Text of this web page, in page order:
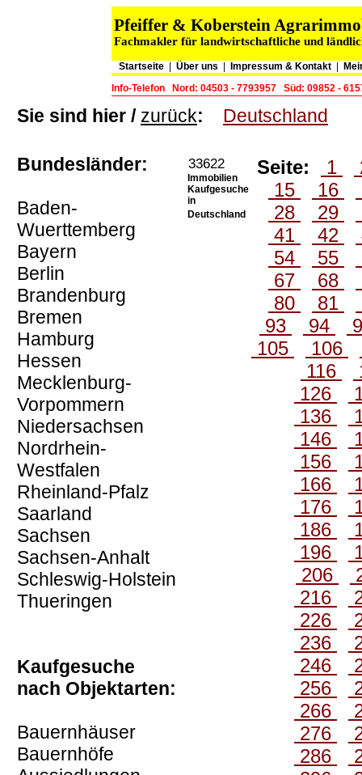
Pfeiffer & Koberstein
Fachmakler für landwirtschaftliche und
Startseite Über uns Impressum & Kontakt
Info-Telefon
Nord: 04503 - 7793957 Süd: 09852 -
Sie sind hier / zurück: Deutschland
Bundesländer:
Baden-
Wuerttemberg
Bayern
Berlin
Brandenburg
Bremen
Hamburg
Hessen
Mecklenburg-
Vorpommern
Niedersachsen
Nordrhein-
Westfalen
Rheinland-Pfalz
Saarland
Sachsen
Sachsen-Anhalt
Schleswig-Holstein
Thueringen
Kaufgesuche
nach Objektarten:
Bauernhäuser
Bauernhöfe
33622
Immobilien
Kaufgesuche
in
Deutschland
Seite: 1
15
16
28
29
41
42
54
55
67
68
80
81
93
94
105
106
116
126
136
146
156
166
176
186
196
206
216
226
236
246
256
266
276
286